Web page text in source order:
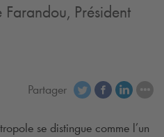
Farandou, Président
Partager
se distingue comme l’un